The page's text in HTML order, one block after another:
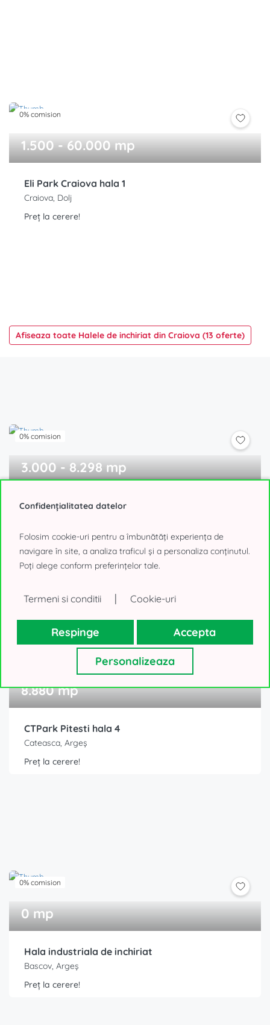
0% comision
1.500 - 60.000 mp
Eli Park Craiova hala 1
Craiova, Dolj
Preț la cerere!
Afiseaza toate Halele de inchiriat din Craiova (13 oferte)
0% comision
3.000 - 8.298 mp
CTPark Pitesti hala 6
Preț la cerere!
8.880 mp
CTPark Pitesti hala 4
Cateasca, Argeș
Preț la cerere!
0% comision
0 mp
Hala industriala de inchiriat
Bascov, Argeș
Preț la cerere!
Confidențialitatea datelor
Folosim cookie-uri pentru a îmbunătăți experiența de
navigare în site, a analiza traficul și a personaliza conținutul.
Poți alege conform preferințelor tale.
Termeni si conditii | Cookie-uri
Respinge Accepta
Personalizeaza